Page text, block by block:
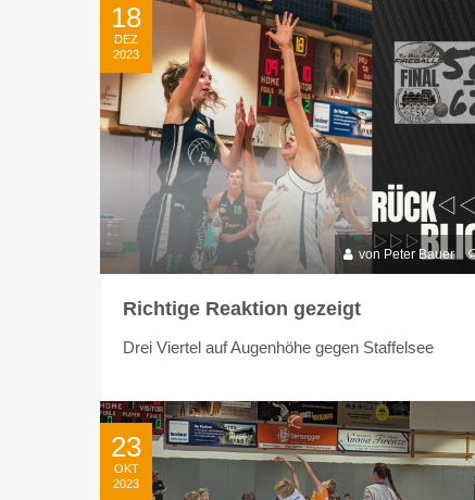
18
DEZ
2023
von Peter Bauer
Richtige Reaktion gezeigt
Drei Viertel auf Augenhöhe gegen Staffelsee
23
OKT
2023